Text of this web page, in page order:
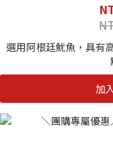
選用阿根廷魷魚，具有
還含有DHA、EPA等
海自慢自有加工廠水質
系統的控管，在生產過
加